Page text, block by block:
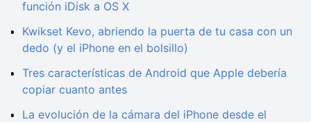
función iDisk a OS X
Kwikset Kevo, abriendo la puerta de tu casa con un
dedo (y el iPhone en el bolsillo)
Tres características de Android que Apple debería
copiar cuanto antes
La evolución de la cámara del iPhone desde el